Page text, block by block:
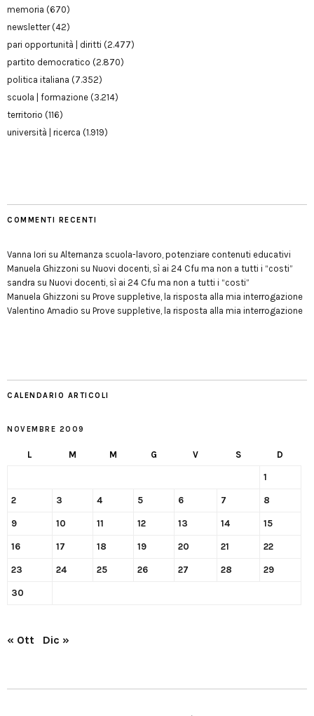
memoria (670)
newsletter(42)
pari opportunità | diritti (2.477)
partito democratico (2.870)
politica italiana (7.352)
scuola | formazione (3.214)
territorio (116)
università | ricerca (1.919)
COMMENTI RECENTI
Vanna Iori su Alternanza scuola-lavoro, potenziare contenuti educativi
Manuela Ghizzoni su Nuovi docenti, sì ai 24 Cfu ma non a tutti i “costi”
sandra su Nuovi docenti, sì ai 24 Cfu ma non a tutti i “costi”
Manuela Ghizzoni su Prove suppletive, la risposta alla mia interrogazione
Valentino Amadio su Prove suppletive, la risposta alla mia interrogazione
CALENDARIO ARTICOLI
NOVEMBRE 2009
L M M G V S D
1
2 3 4 5 6 7 8
9 10 11 12 13 14 15
16 17 18 19 20 21 22
23 24 25 26 27 28 29
30
« Ott Dic »